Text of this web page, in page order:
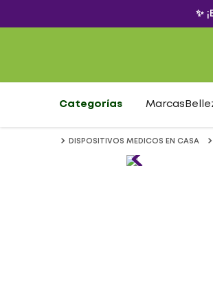
✨
Categorías Marcas
DISPOSITIVOS MEDICOS EN CASA